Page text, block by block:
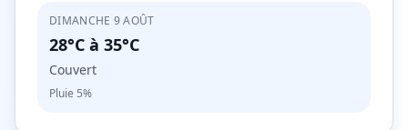
DIMANCHE 9 AOÛT
28°C à 35°C
Couvert
Pluie 5%